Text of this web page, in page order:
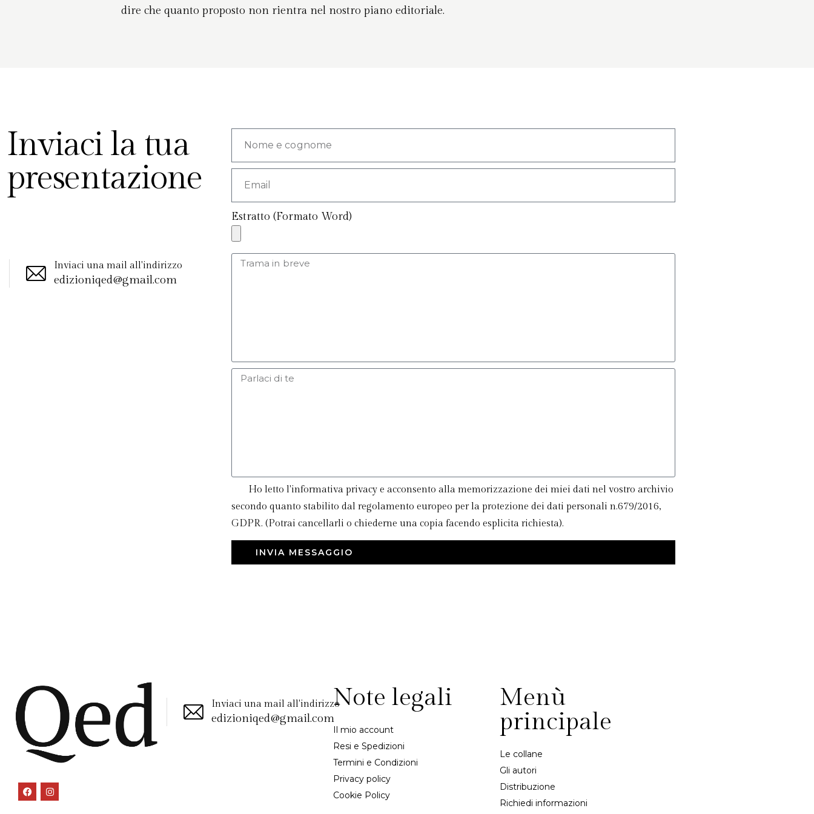
dire che quanto proposto non rientra nel nostro piano editoriale.
Inviaci la tua
presentazione
Inviaci una mail all'indirizzo
edizioniqed@gmail.com
Estratto (Formato Word)
Ho letto l'informativa privacy e acconsento alla memorizzazione dei miei dati nel vostro archivio
secondo quanto stabilito dal regolamento europeo per la protezione dei dati personali n.679/2016,
GDPR. (Potrai cancellarli o chiederne una copia facendo esplicita richiesta).
INVIA MESSAGGIO
Inviaci una mail all'indirizzo
edizioniqed@gmail.com
Note legali
Il mio account
Resi e Spedizioni
Termini e Condizioni
Privacy policy
Cookie Policy
Menù
principale
Le collane
Gli autori
Distribuzione
Richiedi informazioni